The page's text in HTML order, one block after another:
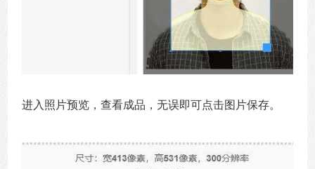
进入照片预览，查看成品，无误即可点击图片保存。